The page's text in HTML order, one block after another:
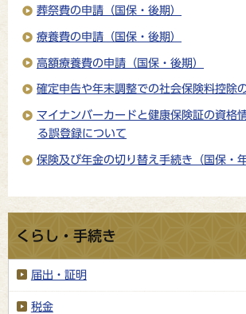
葬祭費の申請（国保・後期）
療養費の申請（国保・後期）
高額療養費の申請（国保・後期）
確定申告や年末調整での社会保険料控除
マイナンバーカードと健康保険証の資格
る誤登録について
保険及び年金の切り替え手続き（国保・年
くらし・手続き
届出・証明
税金